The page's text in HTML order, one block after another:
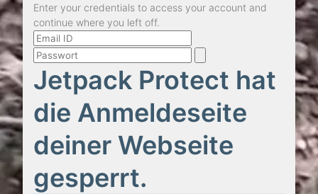
Enter your credentials to access your account and
continue where you left off.
Jetpack Protect hat
die Anmeldeseite
deiner Webseite
gesperrt.